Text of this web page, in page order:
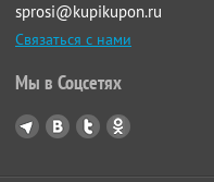
sprosi@kupikupon.ru
Связаться с нами
Мы в Соцсетях